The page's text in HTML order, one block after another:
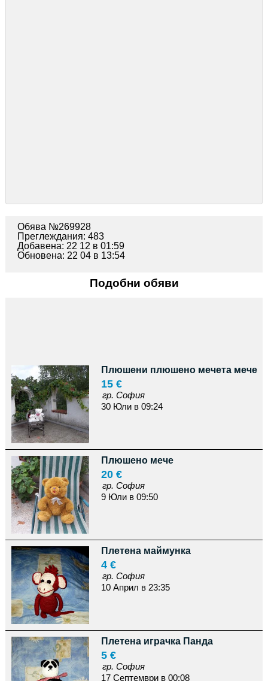
Обява №269928
Преглеждания: 483
Добавена: 22 12 в 01:59
Обновена: 22 04 в 13:54
Подобни обяви
Плюшени плюшено мечета мече
15 €
гр. София
30 Юли в 09:24
Плюшено мече
20 €
гр. София
9 Юли в 09:50
Плетена маймунка
4 €
гр. София
10 Април в 23:35
Плетена играчка Панда
5 €
гр. София
17 Септември в 00:08